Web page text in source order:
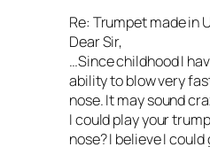
Re: Trumpet made in
Dear Sir,
…Since childhood I
ability to blow very
nose. It may sound
I could play your
nose? I believe I